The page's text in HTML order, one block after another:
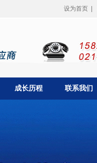
设为首页
成长历程 联系我们